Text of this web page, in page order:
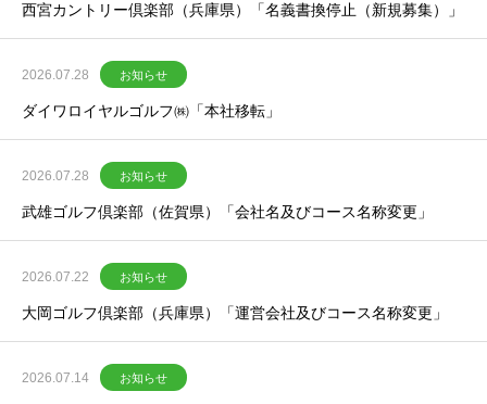
西宮カントリー倶楽部（兵庫県）「名義書換停止（新規募集）」
2026.07.28 お知らせ
ダイワロイヤルゴルフ㈱「本社移転」
2026.07.28 お知らせ
武雄ゴルフ倶楽部（佐賀県）「会社名及びコース名称変更」
2026.07.22 お知らせ
大岡ゴルフ倶楽部（兵庫県）「運営会社及びコース名称変更」
2026.07.14 お知らせ